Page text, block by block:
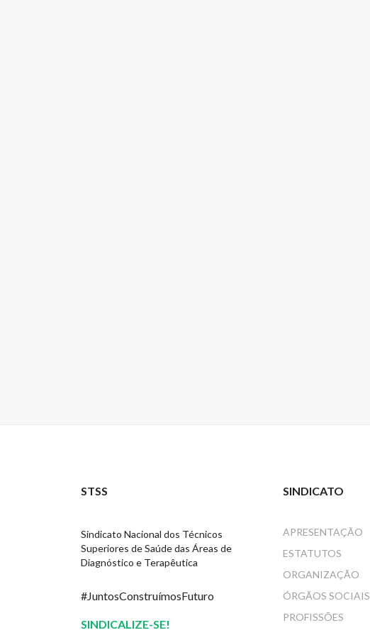
STSS
Sindicato Nacional dos Técnicos
Superiores de Saúde das Áreas de
Diagnóstico e Terapêutica
#JuntosConstruímosFuturo
SINDICALIZE-SE!
SINDICATO
APRESENTAÇÃO
ESTATUTOS
ORGANIZAÇÃO
ÓRGÃOS SOCIAIS
PROFISSÕES